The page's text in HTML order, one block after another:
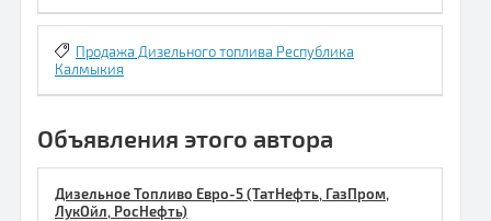
Продажа Дизельного топлива Республика
Калмыкия
Объявления этого автора
Дизельное Топливо Евро-5 (ТатНефть, ГазПром,
ЛукОйл, РосНефть)